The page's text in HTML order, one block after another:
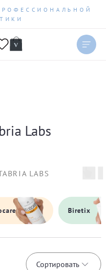
Labs
LABS
Biretix
Сортировать